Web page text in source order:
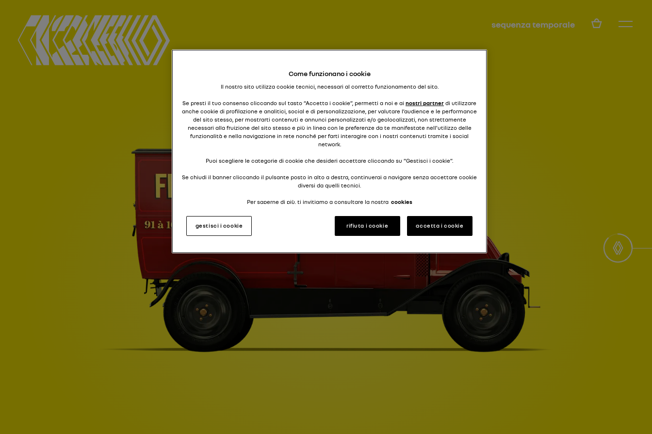
sequenza temporale IT
Type A
TYPE II
Come funzionano i cookie
Il nostro sito utilizza cookie tecnici, necessari al corretto funzionamento del sito.
Se presti il tuo consenso cliccando sul tasto “Accetta i cookie”, permetti a noi e ai nostri partner di utilizzare
anche cookie di profilazione e analitici, social e di personalizzazione, per valutare l’audience e le performance
del sito stesso, per mostrarti contenuti e annunci personalizzati e/o geolocalizzati, non strettamente
necessari alla fruizione del sito stesso e più in linea con le preferenze da te manifestate nell’utilizzo delle
funzionalità e nella navigazione in rete nonché per farti interagire con i nostri contenuti tramite i social
network.
Puoi scegliere le categorie di cookie che desideri accettare cliccando su “Gestisci i cookie”.
Se chiudi il banner cliccando il pulsante posto in alto a destra, continuerai a navigare senza accettare cookie
diversi da quelli tecnici.
Per saperne di più, ti invitiamo a consultare la nostra cookies
gestisci i cookie rifiuta i cookie accetta i cookie